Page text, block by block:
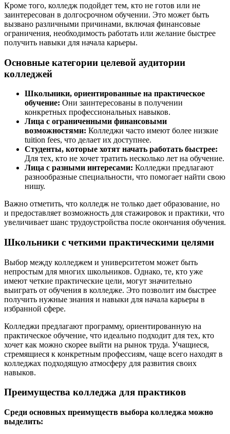
Кроме того, колледж подойдет тем, кто не готов или не
заинтересован в долгосрочном обучении. Это может быть
вызвано различными причинами, включая финансовые
ограничения, необходимость работать или желание быстрее
получить навыки для начала карьеры.
Основные категории целевой аудитории
колледжей
Школьники, ориентированные на практическое
обучение: Они заинтересованы в получении
конкретных профессиональных навыков.
Лица с ограниченными финансовыми
возможностями: Колледжи часто имеют более низкие
tuition fees, что делает их доступнее.
Студенты, которые хотят начать работать быстрее:
Для тех, кто не хочет тратить несколько лет на обучение.
Лица с разными интересами: Колледжи предлагают
разнообразные специальности, что помогает найти свою
нишу.
Важно отметить, что колледж не только дает образование, но
и предоставляет возможность для стажировок и практики, что
увеличивает шанс трудоустройства после окончания обучения.
Школьники с четкими практическими целями
Выбор между колледжем и университетом может быть
непростым для многих школьников. Однако, те, кто уже
имеют четкие практические цели, могут значительно
выиграть от обучения в колледже. Это позволит им быстрее
получить нужные знания и навыки для начала карьеры в
избранной сфере.
Колледжи предлагают программу, ориентированную на
практическое обучение, что идеально подходит для тех, кто
хочет как можно скорее выйти на рынок труда. Учащиеся,
стремящиеся к конкретным профессиям, чаще всего находят в
колледжах подходящую атмосферу для развития своих
навыков.
Преимущества колледжа для практиков
Среди основных преимуществ выбора колледжа можно
выделить: